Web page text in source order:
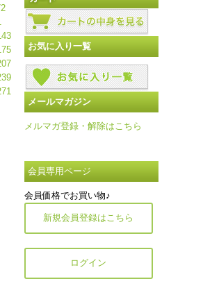
お気に入り一覧
メールマガジン
メルマガ登録・解除はこちら
会員専用ページ
会員価格でお買い物♪
新規会員登録はこちら
ログイン